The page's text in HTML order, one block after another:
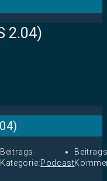
2.04)
Beitrags-
Kategorie:Podcast